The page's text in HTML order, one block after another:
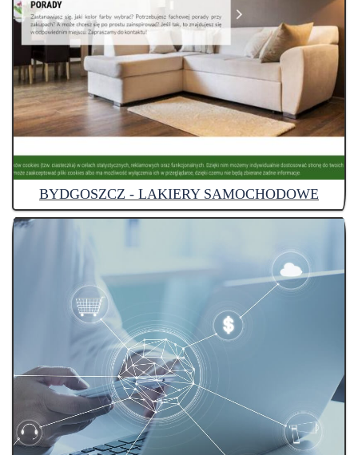
BYDGOSZCZ - LAKIERY SAMOCHODOWE